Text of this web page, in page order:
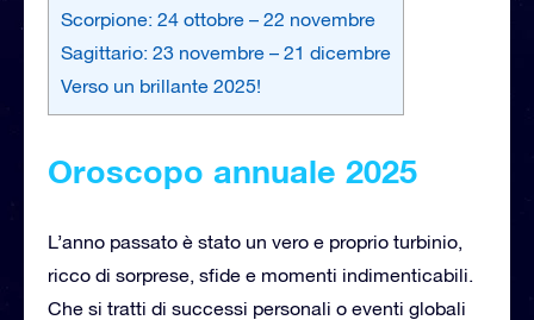
Scorpione: 24 ottobre – 22 novembre
Sagittario: 23 novembre – 21 dicembre
Verso un brillante 2025!
Oroscopo annuale 2025
L’anno passato è stato un vero e proprio turbinio,
ricco di sorprese, sfide e momenti indimenticabili.
Che si tratti di successi personali o eventi globali